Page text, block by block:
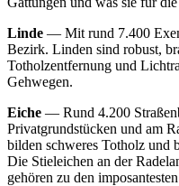
Linde — Mit rund 7.400
Bezirk. Linden sind robust,
Totholzentfernung und
Gehwegen.
Eiche — Rund 4.200
Privatgrundstücken und am
bilden schweres Totholz und
Die Stieleichen an der
gehören zu den